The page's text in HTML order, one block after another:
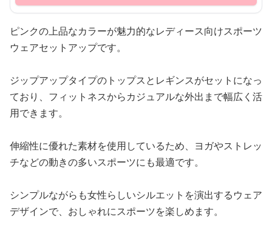
ピンクの上品なカラーが魅力的なレディース向けスポーツ
ウェアセットアップです。
ジップアップタイプのトップスとレギンスがセットになっ
ており、フィットネスからカジュアルな外出まで幅広く活
用できます。
伸縮性に優れた素材を使用しているため、ヨガやストレッ
チなどの動きの多いスポーツにも最適です。
シンプルながらも女性らしいシルエットを演出するウェア
デザインで、おしゃれにスポーツを楽しめます。